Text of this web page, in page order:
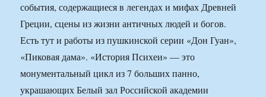
события, содержащиеся в легендах и мифах Древней
Греции, сцены из жизни античных людей и богов.
Есть тут и работы из пушкинской серии «Дон Гуан»,
«Пиковая дама». «История Психеи» — это
монументальный цикл из 7 больших панно,
украшающих Белый зал Российской академии